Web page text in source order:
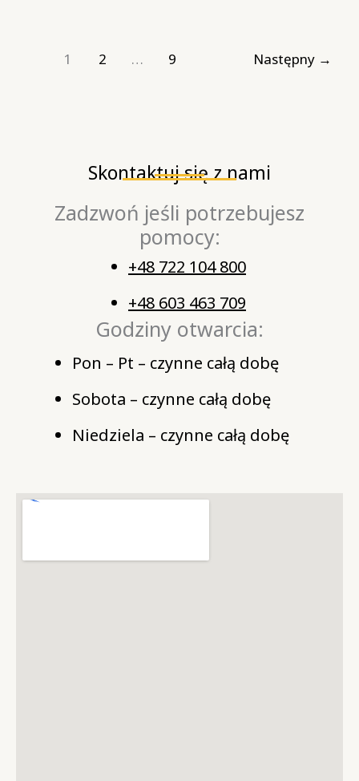
1 2 … 9 Następny →
Skontaktuj się z nami
Zadzwoń jeśli potrzebujesz
pomocy:
+48 722 104 800
+48 603 463 709
Godziny otwarcia:
Pon – Pt – czynne całą dobę
Sobota – czynne całą dobę
Niedziela – czynne całą dobę